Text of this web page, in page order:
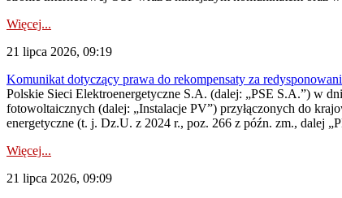
Więcej...
21 lipca 2026, 09:19
Komunikat dotyczący prawa do rekompensaty za
Polskie Sieci Elektroenergetyczne S.A. (dalej: „PSE S.A.”) w
fotowoltaicznych (dalej: „Instalacje PV”) przyłączonych do
energetyczne (t. j. Dz.U. z 2024 r., poz. 266 z późn. zm., dalej
Więcej...
21 lipca 2026, 09:09